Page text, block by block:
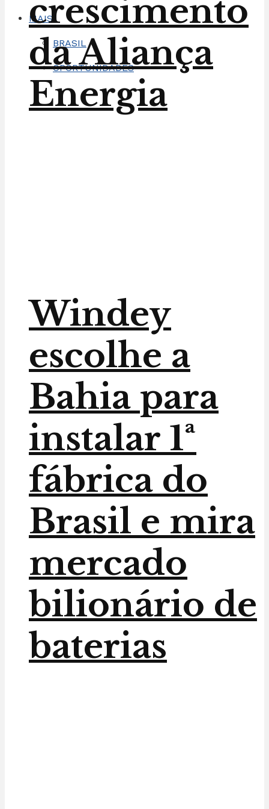
MAIS
BRASIL
OPORTUNIDADES
crescimento
da Aliança
Energia
Windey
escolhe a
Bahia para
instalar 1ª
fábrica do
Brasil e mira
mercado
bilionário de
baterias